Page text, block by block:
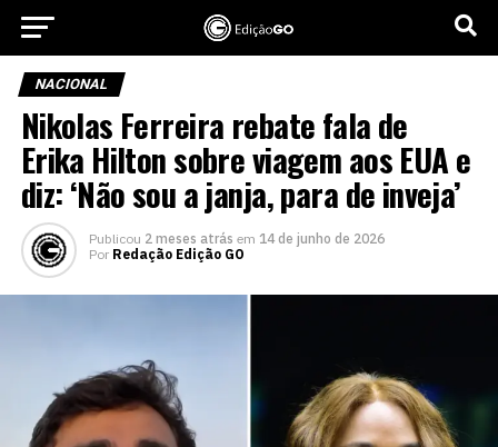
NACIONAL
Nikolas Ferreira rebate fala de
Erika Hilton sobre viagem aos EUA e
diz: ‘Não sou a janja, para de inveja’
Publicou 2 meses atrás em 14 de junho de 2026
Por Redação Edição GO